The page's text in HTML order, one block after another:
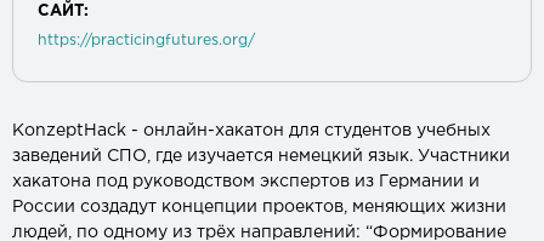
САЙТ:
https://practicingfutures.org/
KonzeptHack - онлайн-хакатон для студентов учебных
заведений СПО, где изучается немецкий язык. Участники
хакатона под руководством экспертов из Германии и
России создадут концепции проектов, меняющих жизни
людей, по одному из трёх направлений: “Формирование